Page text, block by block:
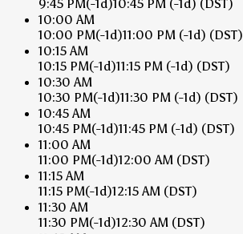
9:45 PM(-1d)10:45 PM (-1d) (DST)
10:00 AM
10:00 PM(-1d)11:00 PM (-1d) (DST)
10:15 AM
10:15 PM(-1d)11:15 PM (-1d) (DST)
10:30 AM
10:30 PM(-1d)11:30 PM (-1d) (DST)
10:45 AM
10:45 PM(-1d)11:45 PM (-1d) (DST)
11:00 AM
11:00 PM(-1d)12:00 AM (DST)
11:15 AM
11:15 PM(-1d)12:15 AM (DST)
11:30 AM
11:30 PM(-1d)12:30 AM (DST)